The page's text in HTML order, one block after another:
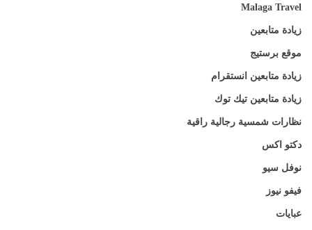
Malaga Travel
زيادة متابعين
موقع برستيج
زيادة متابعين انستقرام
زيادة متابعين تيك توك
نظارات شمسية رجالية راقية
دكتو اكس
نوفل سيو
فيفو نيوز
عبايات